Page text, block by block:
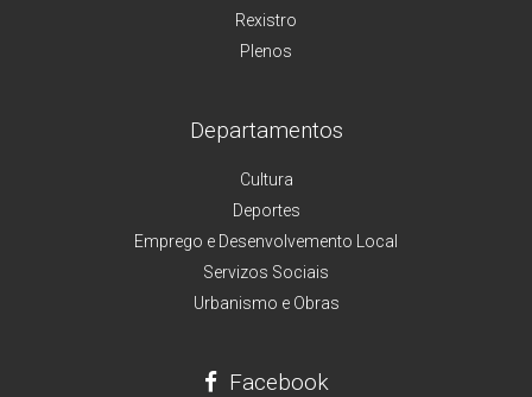
Rexistro
Plenos
Departamentos
Cultura
Deportes
Emprego e Desenvolvemento Local
Servizos Sociais
Urbanismo e Obras
Facebook